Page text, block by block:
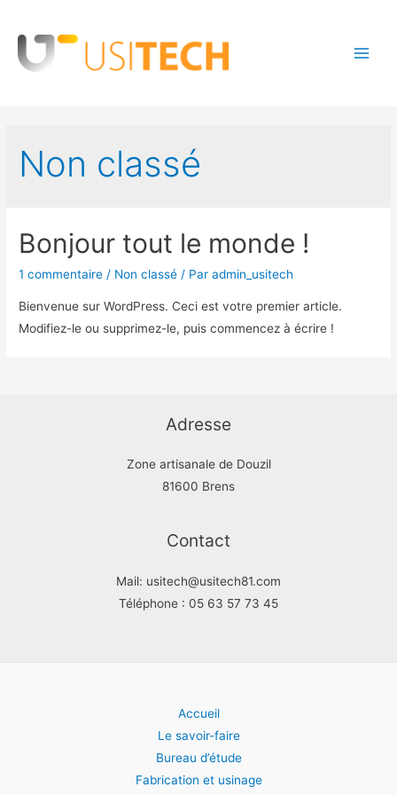
Non classé
Bonjour tout le monde !
1 commentaire / Non classé / Paradmin_usitech
Bienvenue sur WordPress. Ceci est votre premier article.
Modifiez-le ou supprimez-le, puis commencez à écrire !
Adresse
Zone artisanale de Douzil
81600 Brens
Contact
Mail: usitech@usitech81.com
Téléphone : 05 63 57 73 45
Accueil
Le savoir-faire
Bureau d’étude
Fabrication et usinage